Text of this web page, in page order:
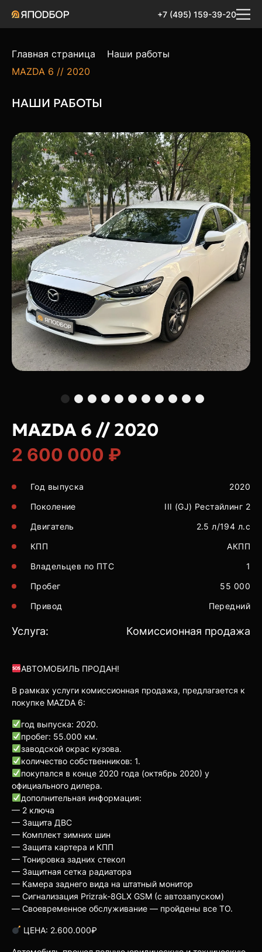
+7 (495) 159-39-20
Главная страница
Наши работы
MAZDA 6 // 2020
НАШИ РАБОТЫ
MAZDA 6 // 2020
2 600 000 ₽
Год выпуска
2020
Поколение
III (GJ) Рестайлинг 2
Двигатель
2.5 л/194 л.с
КПП
АКПП
Владельцев по ПТС
1
Пробег
55 000
Привод
Передний
Услуга: Комиссионная продажа
АВТОМОБИЛЬ ПРОДАН!
В рамках услуги комиссионная продажа, предлагается к
покупке MAZDA 6:
год выпуска: 2020.
пробег: 55.000 км.
заводской окрас кузова.
количество собственников: 1.
покупался в конце 2020 года (октябрь 2020) у
официального дилера.
дополнительная информация:
— 2 ключа
— Защита ДВС
— Комплект зимних шин
— Защита картера и КПП
— Тонировка задних стекол
— Защитная сетка радиатора
— Камера заднего вида на штатный монитор
— Сигнализация Prizrak-8GLX GSM (с автозапуском)
— Своевременное обслуживание — пройдены все ТО.
ЦЕНА: 2.600.000₽